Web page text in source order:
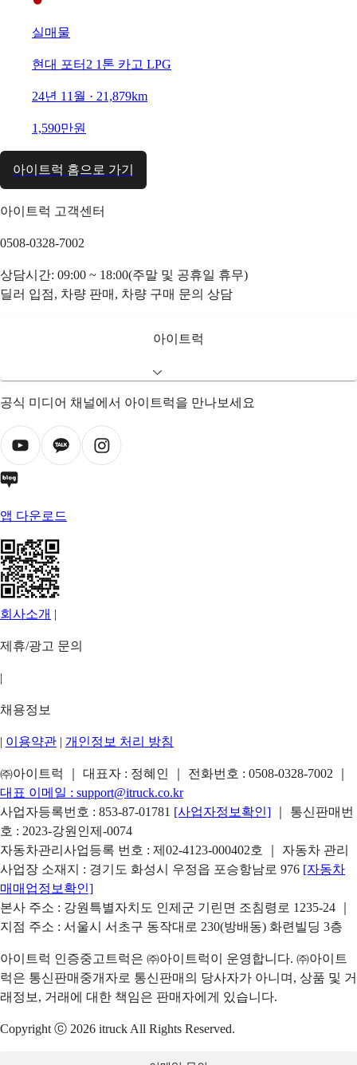
실매물
현대 포터2 1톤 카고 LPG
24년 11월 · 21,879km
1,590만원
아이트럭 홈으로 가기
아이트럭 고객센터
0508-0328-7002
상담시간: 09:00 ~ 18:00(주말 및 공휴일 휴무)
딜러 입점, 차량 판매, 차량 구매 문의 상담
아이트럭
공식 미디어 채널에서 아이트럭을 만나보세요
앱 다운로드
회사소개 |
제휴/광고 문의
|
채용정보
| 이용약관 | 개인정보 처리 방침
㈜아이트럭 ｜ 대표자 : 정혜인 ｜ 전화번호 : 0508-0328-7002
대표 이메일 : support@itruck.co.kr
사업자등록번호 : 853-87-01781 [사업자정보확인]
｜ 통신판매번
호 : 2023-강원인제-0074
자동차관리사업등록 번호 : 제02-4123-000402호 ｜ 자동차 관리
사업장 소재지 : 경기도 화성시 우정읍 포승항남로 976 [자동차
매매업정보확인]
본사 주소 : 강원특별자치도 인제군 기린면 조침령로 1235-24 ｜
지점 주소 : 서울시 서초구 동작대로 230(방배동) 화련빌딩 3층
아이트럭 인증중고트럭은 ㈜아이트럭이 운영합니다. ㈜아이트
럭은 통신판매중개자로 통신판매의 당사자가 아니며, 상품 및 거
래정보, 거래에 대한 책임은 판매자에게 있습니다.
Copyright ⓒ 2026 itruck All Rights Reserved.